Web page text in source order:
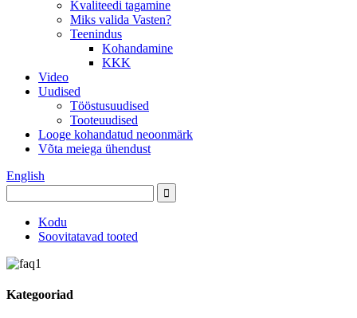
Kvaliteedi tagamine
Miks valida Vasten?
Teenindus
Kohandamine
KKK
Video
Uudised
Tööstusuudised
Tooteuudised
Looge kohandatud neoonmärk
Võta meiega ühendust
English
Kodu
Soovitatavad tooted
Kategooriad